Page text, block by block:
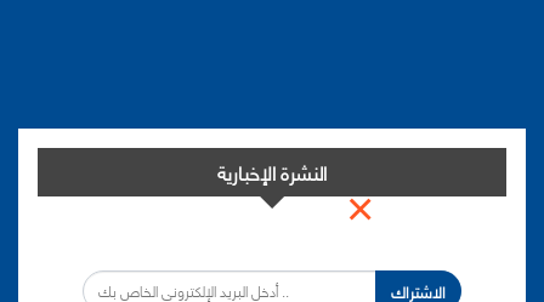
النشرة الإخبارية
الاشتراك
×